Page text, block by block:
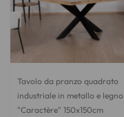
Tavolo da pranzo quadrato
industriale in metallo e legno
"Caractère" 150x150cm